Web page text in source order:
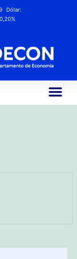
Dólar: